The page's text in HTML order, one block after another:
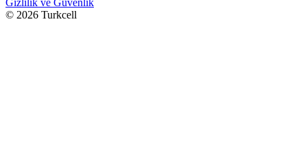
Gizlilik ve Güvenlik
© 2026 Turkcell